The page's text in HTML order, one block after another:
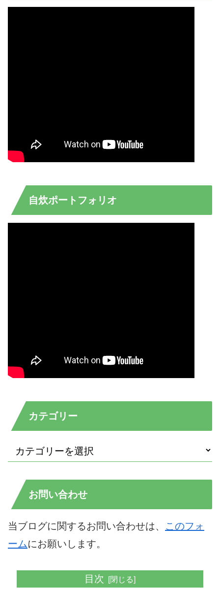
自炊ポートフォリオ
カテゴリー
お問い合わせ
当ブログに関するお問い合わせは、 このフォ
ームにお願いします。
目次